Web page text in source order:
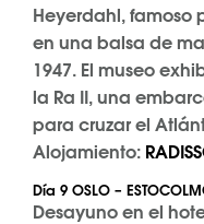
Heyerdahl, famoso
en una balsa de
1947. El museo
la Ra II, una
para cruzar el
Alojamiento:
Día 9 OSLO –
Desayuno en el